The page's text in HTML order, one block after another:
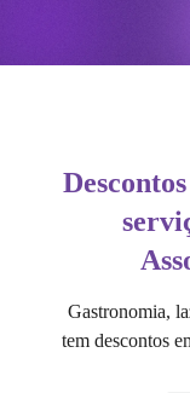
Gastronomia,
tem descontos